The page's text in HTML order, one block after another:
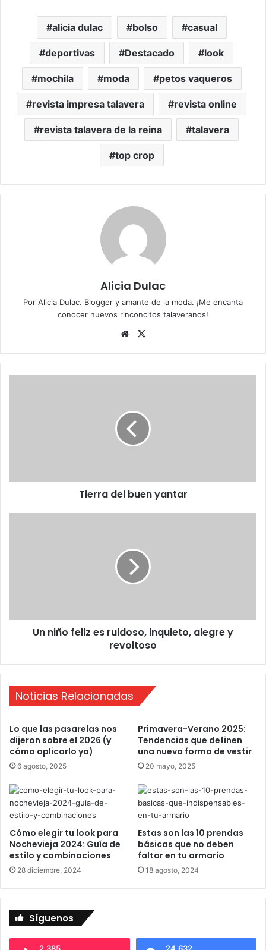
alicia dulac bolso casual
deportivas Destacado look
mochila moda petos vaqueros
revista impresa talavera revista online
revista talavera de la reina talavera
top crop
Alicia Dulac
Por Alicia Dulac. Blogger y amante de la moda. ¡Me encanta
conocer nuevos rinconcitos talaveranos!
Siti
we
b
l
Tierra del buen yantar
l
i
o
s
o
,
n
q
u
i
e
t
o
Un niño feliz es ruidoso, inquieto, alegre y
revoltoso
Noticias Relacionadas
Lo que las pasarelas nos
dijeron sobre el 2026 (y
cómo aplicarlo ya)
6 agosto, 2025
Primavera-Verano 2025:
Tendencias que definen
una nueva forma de vestir
20 mayo, 2025
Cómo elegir tu look para
Nochevieja 2024: Guía de
estilo y combinaciones
28 diciembre, 2024
Estas son las 10 prendas
básicas que no deben
faltar en tu armario
18 agosto, 2024
Síguenos
2.385 24.632